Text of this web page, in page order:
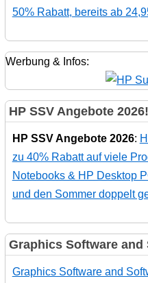
50% Rabatt, bereits ab
Werbung & Infos:
HP SSV Angebote 2026!
HP SSV Angebote 2026:
zu 40% Rabatt auf viele
Notebooks & HP Desktop
und den Sommer doppelt
Graphics Software and
Graphics Software and